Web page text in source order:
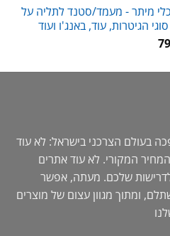
הוא:
95.00 ₪.
מיתר - מעמד/סטנד לתליה על
הגיטרות, עוד, באנג'ו ועוד
המחיר
הוא:
בעולם הצרכני בישראל: לא עוד
המקורי. לא עוד אתרים
לדרישות שלכם. מעתה, אפשר
ומתוך מגוון עצום של מוצרים